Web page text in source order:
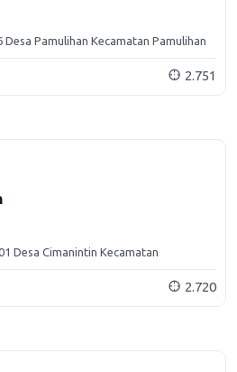
Desa Pamulihan Kecamatan Pamulihan
2.751
Desa Cimanintin Kecamatan
2.720